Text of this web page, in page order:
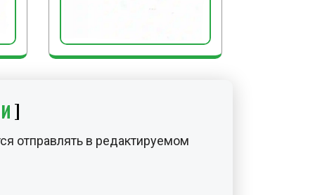
отправлять в редактируемом